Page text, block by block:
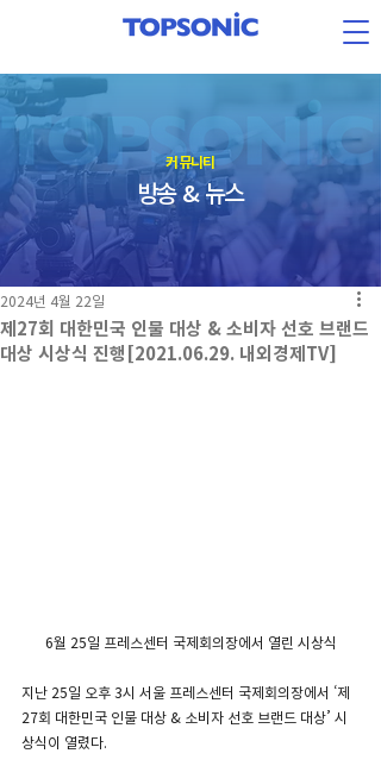
​커뮤니티
방송 & 뉴스
제27회 대한민국 인물 대상 & 소비자 선호 브랜드
대상 시상식 진행[2021.06.29. 내외경제TV]
2024년 4월 22일
6월 25일 프레스센터 국제회의장에서 열린 시상식
지난 25일 오후 3시 서울 프레스센터 국제회의장에서 ‘제
27회 대한민국 인물 대상 & 소비자 선호 브랜드 대상’ 시
상식이 열렸다.